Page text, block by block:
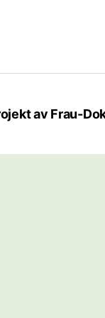
av Frau-